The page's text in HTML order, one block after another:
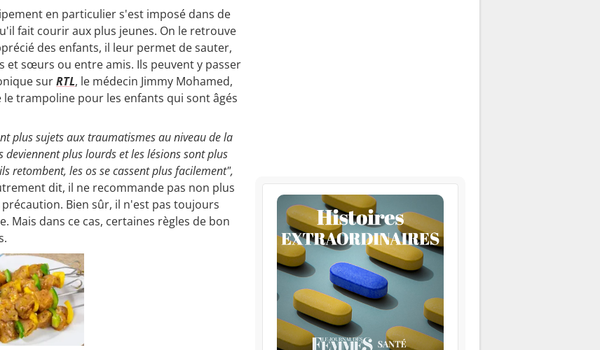
en particulier s'est imposé dans de
fait courir aux plus jeunes. On le retrouve
des enfants, il leur permet de sauter,
et sœurs ou entre amis. Ils peuvent y passer
surRTL, le médecin Jimmy Mohamed,
trampoline pour les enfants qui sont âgés
plus sujets aux traumatismes au niveau de la
plus lourds et les lésions sont plus
retombent, les os se cassent plus facilement",
dit, il ne recommande pas non plus
Bien sûr, il n'est pas toujours
dans ce cas, certaines règles de bon